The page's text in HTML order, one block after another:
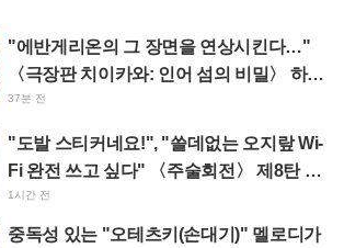
"에반게리온의 그 장면을 연상시킨다…"
〈극장판 치이카와: 인어 섬의 비밀〉 하치
와레가 부르는 불길한 PV 화제
37분 전
"도발 스티커네요!", "쓸데없는 오지랖 Wi-
Fi 완전 쓰고 싶다" 〈주술회전〉 제8탄 사
멸회유 스티커 등장에 팬들 환호
1시간 전
중독성 있는 "오테츠키(손대기)" 멜로디가